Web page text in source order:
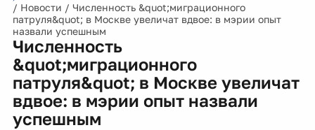
/ Новости / Численность &quot;миграционного
патруля&quot; в Москве увеличат вдвое: в мэрии опыт
назвали успешным
Численность
&quot;миграционного
патруля&quot; в Москве увеличат
вдвое: в мэрии опыт назвали
успешным